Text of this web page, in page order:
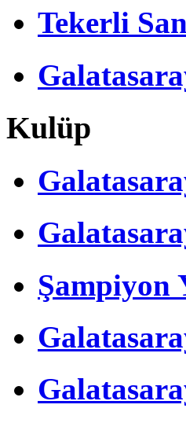
Tekerli
Kulüp
Şampiyon